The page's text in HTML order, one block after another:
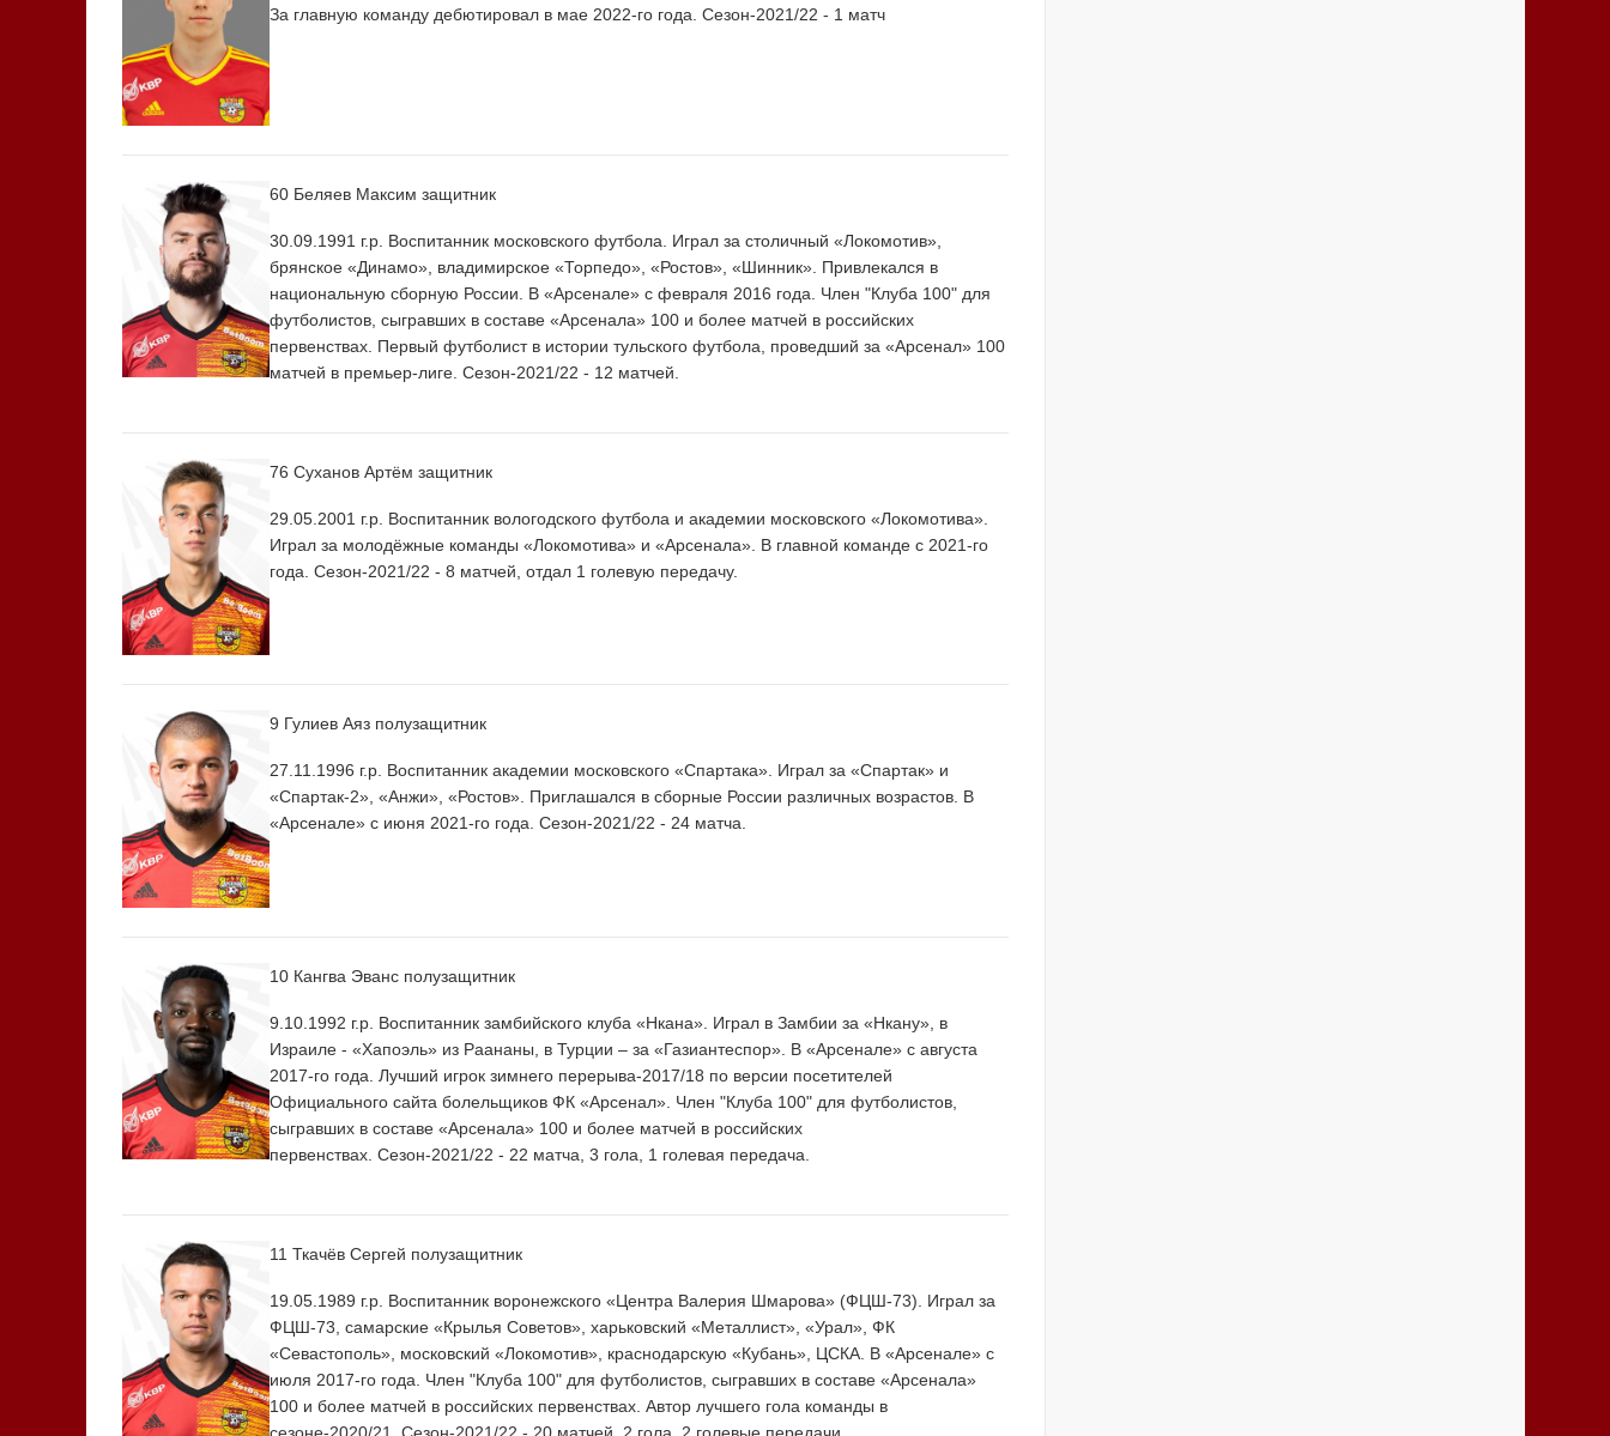
За главную команду дебютировал в мае 2022-го года. Сезон-2021/22 - 1 матч
60 Беляев Максим защитник
30.09.1991 г.р. Воспитанник московского футбола. Играл за столичный «Локомотив»,
брянское «Динамо», владимирское «Торпедо», «Ростов», «Шинник». Привлекался в
национальную сборную России. В «Арсенале» с февраля 2016 года. Член "Клуба 100" для
футболистов, сыгравших в составе «Арсенала» 100 и более матчей в российских
первенствах. Первый футболист в истории тульского футбола, проведший за «Арсенал» 100
матчей в премьер-лиге. Сезон-2021/22 - 12 матчей.
76 Суханов Артём защитник
29.05.2001 г.р. Воспитанник вологодского футбола и академии московского «Локомотива».
Играл за молодёжные команды «Локомотива» и «Арсенала». В главной команде с 2021-го
года. Сезон-2021/22 - 8 матчей, отдал 1 голевую передачу.
9 Гулиев Аяз полузащитник
27.11.1996 г.р. Воспитанник академии московского «Спартака». Играл за «Спартак» и
«Спартак-2», «Анжи», «Ростов». Приглашался в сборные России различных возрастов. В
«Арсенале» с июня 2021-го года. Сезон-2021/22 - 24 матча.
10 Кангва Эванс полузащитник
9.10.1992 г.р. Воспитанник замбийского клуба «Нкана». Играл в Замбии за «Нкану», в
Израиле - «Хапоэль» из Раананы, в Турции – за «Газиантеспор». В «Арсенале» с августа
2017-го года. Лучший игрок зимнего перерыва-2017/18 по версии посетителей
Официального сайта болельщиков ФК «Арсенал». Член "Клуба 100" для футболистов,
сыгравших в составе «Арсенала» 100 и более матчей в российских
первенствах. Сезон-2021/22 - 22 матча, 3 гола, 1 голевая передача.
11 Ткачёв Сергей полузащитник
19.05.1989 г.р. Воспитанник воронежского «Центра Валерия Шмарова» (ФЦШ-73). Играл за
ФЦШ-73, самарские «Крылья Советов», харьковский «Металлист», «Урал», ФК
«Севастополь», московский «Локомотив», краснодарскую «Кубань», ЦСКА. В «Арсенале» с
июля 2017-го года. Член "Клуба 100" для футболистов, сыгравших в составе «Арсенала»
100 и более матчей в российских первенствах. Автор лучшего гола команды в
сезоне-2020/21. Сезон-2021/22 - 20 матчей, 2 гола, 2 голевые передачи.